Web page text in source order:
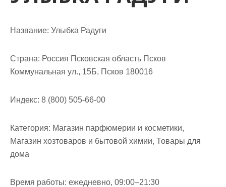
Название: Улыбка Радуги
Страна: Россия Псковская область Псков
Коммунальная ул., 15Б, Псков 180016
Индекс: 8 (800) 505-66-00
Категория: Магазин парфюмерии и косметики,
Магазин хозтоваров и бытовой химии, Товары для
дома
Время работы: ежедневно, 09:00–21:30